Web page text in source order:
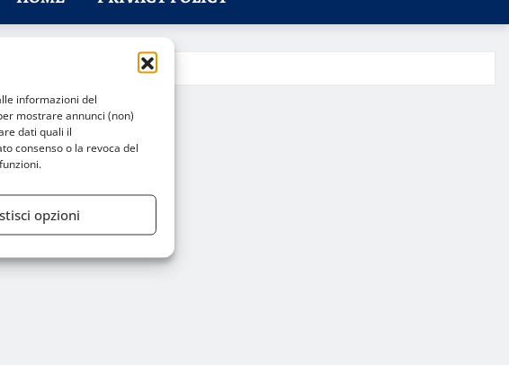
informazioni del
mostrare annunci (non)
dati quali il
consenso o la revoca del
opzioni